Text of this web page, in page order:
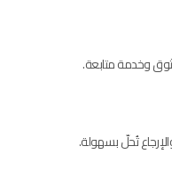
وخدمة متابعة.
تُحلّ بسهولة.